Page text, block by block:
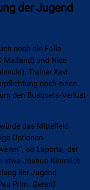
der Jugend
noch die Fälle
Mailand) und Nico
Trainer Xavi
noch einen
den Busquets-Verlust
das Mittelfeld
Optionen
so Laporta, der
etwa Joshua Kimmich
der Jugend
Prim, Gerard